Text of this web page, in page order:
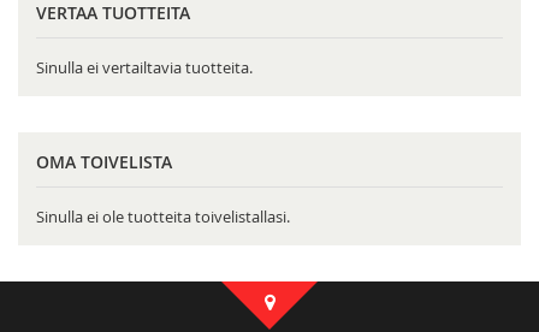
VERTAA TUOTTEITA
Sinulla ei vertailtavia tuotteita.
OMA TOIVELISTA
Sinulla ei ole tuotteita toivelistallasi.